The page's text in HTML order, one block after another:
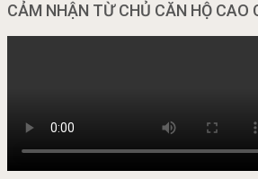
CẢM NHẬN TỪ CHỦ CĂN HỘ CAO